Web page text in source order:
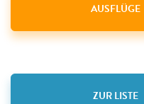
AUSFLÜGE
ZUR LISTE